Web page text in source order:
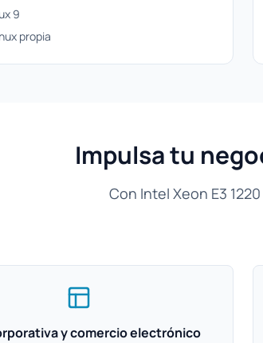
9
propia
Impulsa tu
Con Intel Xeon E3
y comercio electrónico